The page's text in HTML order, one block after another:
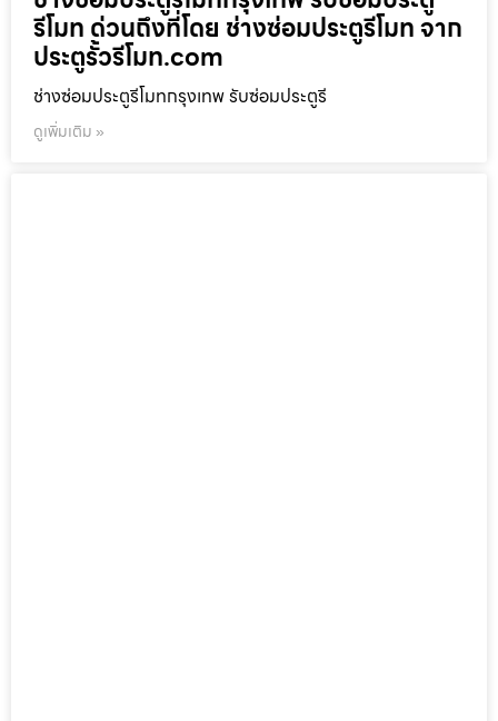
รีโมท ด่วนถึงที่โดย ช่างซ่อมประตูรีโมท จาก
ประตูรั้วรีโมท.com
ช่างซ่อมประตูรีโมทกรุงเทพ รับซ่อมประตูรี
ดูเพิ่มเติม »